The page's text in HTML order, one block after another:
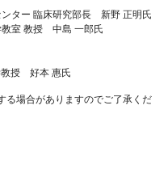
ター 臨床研究部長 新野 正明氏
教室 教授 中島 一郎氏
教授 好本 惠氏
場合がありますのでご了承くだ